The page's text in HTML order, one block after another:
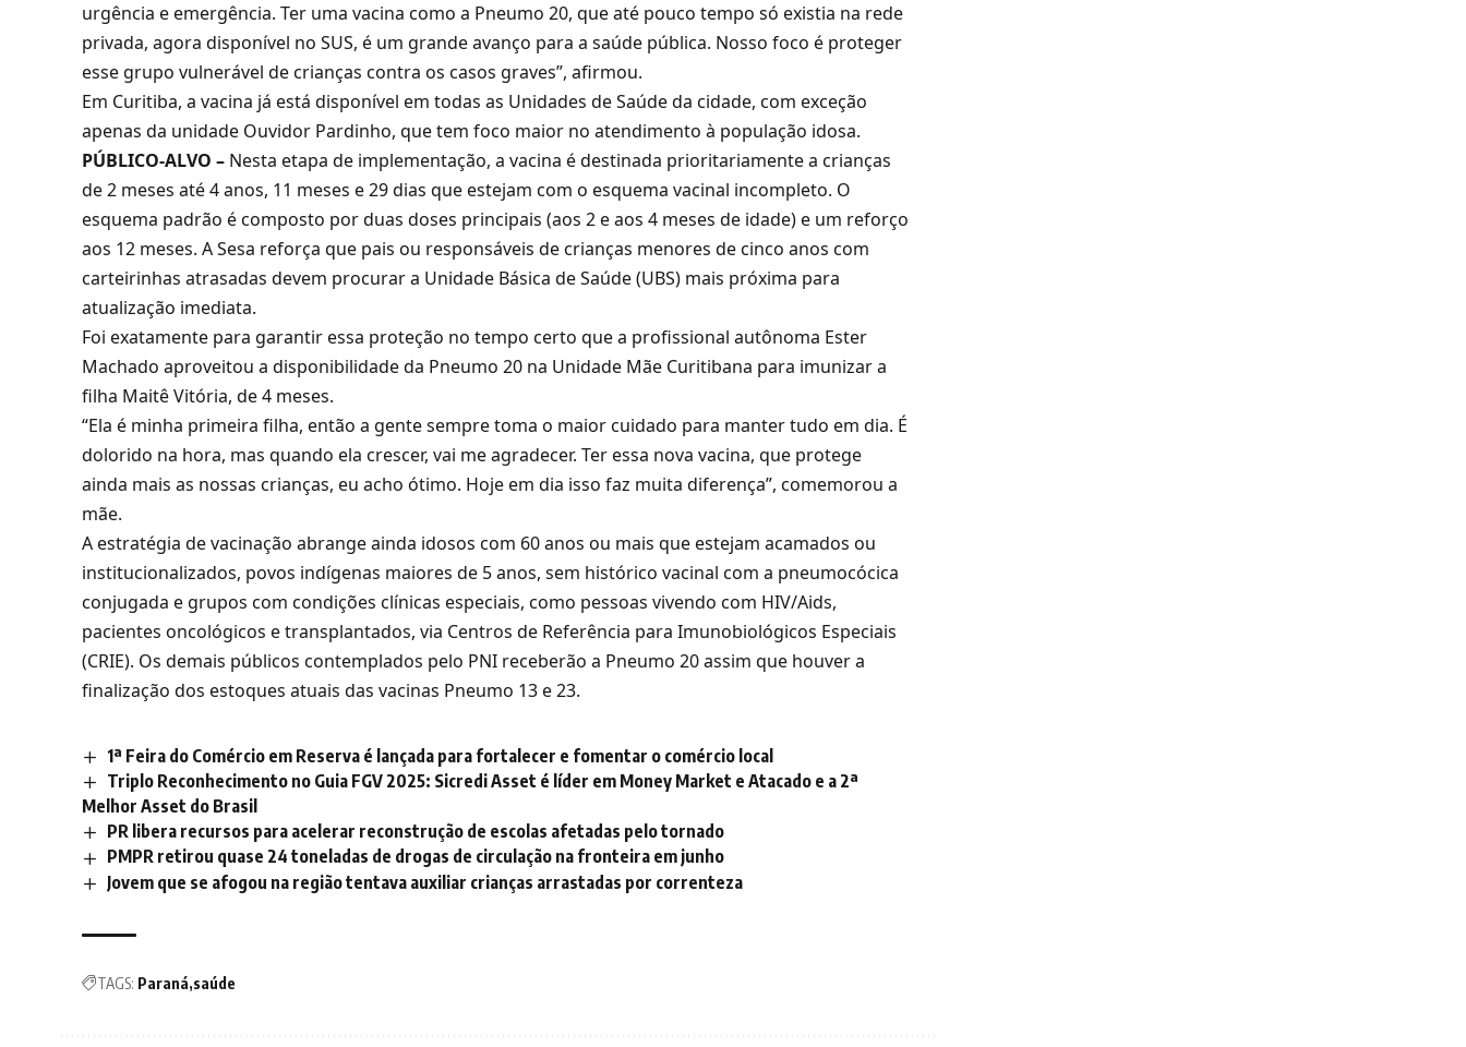
urgência e emergência. Ter uma vacina como a Pneumo 20, que até pouco tempo só existia na rede
privada, agora disponível no SUS, é um grande avanço para a saúde pública. Nosso foco é proteger
esse grupo vulnerável de crianças contra os casos graves”, afirmou.
Em Curitiba, a vacina já está disponível em todas as Unidades de Saúde da cidade, com exceção
apenas da unidade Ouvidor Pardinho, que tem foco maior no atendimento à população idosa.
PÚBLICO-ALVO – Nesta etapa de implementação, a vacina é destinada prioritariamente a crianças
de 2 meses até 4 anos, 11 meses e 29 dias que estejam com o esquema vacinal incompleto. O
esquema padrão é composto por duas doses principais (aos 2 e aos 4 meses de idade) e um reforço
aos 12 meses. A Sesa reforça que pais ou responsáveis de crianças menores de cinco anos com
carteirinhas atrasadas devem procurar a Unidade Básica de Saúde (UBS) mais próxima para
atualização imediata.
Foi exatamente para garantir essa proteção no tempo certo que a profissional autônoma Ester
Machado aproveitou a disponibilidade da Pneumo 20 na Unidade Mãe Curitibana para imunizar a
filha Maitê Vitória, de 4 meses.
“Ela é minha primeira filha, então a gente sempre toma o maior cuidado para manter tudo em dia. É
dolorido na hora, mas quando ela crescer, vai me agradecer. Ter essa nova vacina, que protege
ainda mais as nossas crianças, eu acho ótimo. Hoje em dia isso faz muita diferença”, comemorou a
mãe.
A estratégia de vacinação abrange ainda idosos com 60 anos ou mais que estejam acamados ou
institucionalizados, povos indígenas maiores de 5 anos, sem histórico vacinal com a pneumocócica
conjugada e grupos com condições clínicas especiais, como pessoas vivendo com HIV/Aids,
pacientes oncológicos e transplantados, via Centros de Referência para Imunobiológicos Especiais
(CRIE). Os demais públicos contemplados pelo PNI receberão a Pneumo 20 assim que houver a
finalização dos estoques atuais das vacinas Pneumo 13 e 23.
1ª Feira do Comércio em Reserva é lançada para fortalecer e fomentar o comércio local
Triplo Reconhecimento no Guia FGV 2025: Sicredi Asset é líder em Money Market e Atacado e a 2ª
Melhor Asset do Brasil
PR libera recursos para acelerar reconstrução de escolas afetadas pelo tornado
PMPR retirou quase 24 toneladas de drogas de circulação na fronteira em junho
Jovem que se afogou na região tentava auxiliar crianças arrastadas por correnteza
TAGS: Paraná saúde